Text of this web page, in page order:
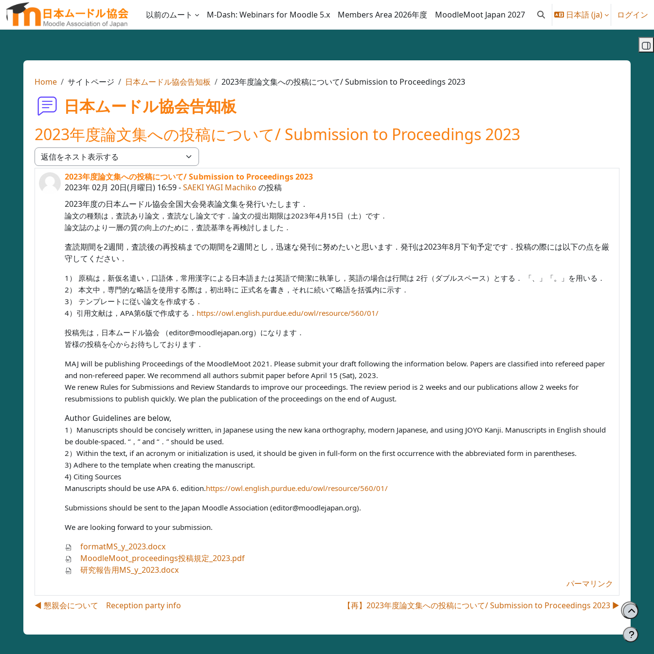
メインコンテンツへスキップする
以前のムート
M-Dash: Webinars for Moodle 5.x Members Area 2026年度 MoodleMoot Japan 2027 検索入力に切り替える
日本語 ‎(ja)‎ ログイン
Home サイトページ 日本ムードル協会告知板 2023年度論文集への投稿について/ Submission to Proceedings 2023
日本ムードル協会告知板
2023年度論文集への投稿について/ Submission to Proceedings 2023
表示モード
2023年度論文集への投稿について/ Submission to Proceedings 2023
2023年 02月 20日(月曜日) 16:59-SAEKI YAGI Machiko の投稿
返信数: 0
2023年度の日本ムードル協会全国大会発表論文集を発行いたします．
論文の種類は，査読あり論文，査読なし論文です．論文の提出期限は2023年4月15日（土）です．
論文誌のより一層の質の向上のために，査読基準を再検討しました．
査読期間を2週間，査読後の再投稿までの期間を2週間とし，迅速な発刊に努めたいと思います．発刊は2023年8月下旬予定です．投稿の際には以下の点を厳
守してください．
1） 原稿は，新仮名遣い，口語体，常用漢字による日本語または英語で簡潔に執筆し，英語の場合は行間は 2行（ダブルスペース）とする． 「、」「。」を用いる．
2） 本文中，専門的な略語を使用する際は，初出時に 正式名を書き，それに続いて略語を括弧内に示す．
3） テンプレートに従い論文を作成する．
4）引用文献は，APA第6版で作成する． https://owl.english.purdue.edu/owl/resource/560/01/
投稿先は，日本ムードル協会 （editor@moodlejapan.org）になります．
皆様の投稿を心からお待ちしております．
MAJ will be publishing Proceedings of the MoodleMoot 2021. Please submit your draft following the information below. Papers are classified into refereed paper
and non-refereed paper. We recommend all authors submit paper before April 15 (Sat), 2023.
We renew Rules for Submissions and Review Standards to improve our proceedings. The review period is 2 weeks and our publications allow 2 weeks for
resubmissions to publish quickly. We plan the publication of the proceedings on the end of August.
Author Guidelines are below,
1）Manuscripts should be concisely written, in Japanese using the new kana orthography, modern Japanese, and using JOYO Kanji. Manuscripts in English should
be double-spaced. “，” and “．” should be used.
2）Within the text, if an acronym or initialization is used, it should be given in full-form on the first occurrence with the abbreviated form in parentheses.
3) Adhere to the template when creating the manuscript.
4) Citing Sources
Manuscripts should be use APA 6. edition.https://owl.english.purdue.edu/owl/resource/560/01/
Submissions should be sent to the Japan Moodle Association (editor@moodlejapan.org).
We are looking forward to your submission.
formatMS_y_2023.docx
MoodleMoot_proceedings投稿規定_2023.pdf
研究報告用MS_y_2023.docx
パーマリンク
◀︎ 懇親会について Reception party info 【再】2023年度論文集への投稿について/ Submission to Proceedings 2023 ▶︎